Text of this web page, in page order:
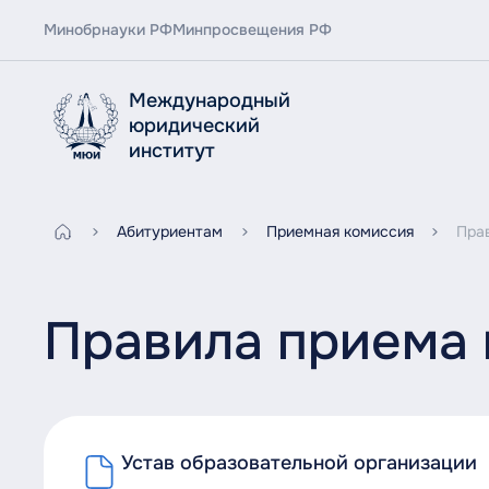
Минобрнауки РФМинпросвещения РФ
Международный
юридический
институт
Абитуриентам Приемная комиссия
Правила приема
Устав образовательной организации